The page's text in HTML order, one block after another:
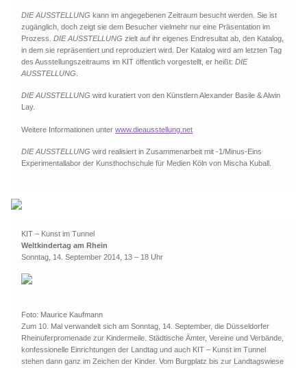
DIE AUSSTELLUNG kann im angegebenen Zeitraum besucht werden. Sie ist
zugänglich, doch zeigt sie dem Besucher vielmehr nur eine Präsentation im
Prozess.DIE AUSSTELLUNG zielt auf ihr eigenes Endresultat ab, den Katalog,
in dem sie repräsentiert und reproduziert wird. Der Katalog wird am letzten Tag
des Ausstellungszeitraums im KIT öffentlich vorgestellt, er heißt:DIE
AUSSTELLUNG
DIE AUSSTELLUNG wird kuratiert von den Künstlern Alexander Basile & Alwin
Lay.
Weitere Informationen unterwww.dieausstellung.net
DIE AUSSTELLUNG wird realisiert in Zusammenarbeit mit -1/Minus-Eins
Experimentallabor der Kunsthochschule für Medien Köln von Mischa Kuball.
KIT – Kunst im Tunnel
Weltkindertag am Rhein
Sonntag, 14. September 2014, 13 – 18 Uhr
Foto: Maurice Kaufmann
Zum 10. Mal verwandelt sich am Sonntag, 14. September, die Düsseldorfer
Rheinuferpromenade zur Kindermeile. Städtische Ämter, Vereine und Verbände,
konfessionelle Einrichtungen der Landtag und auch KIT – Kunst im Tunnel
stehen dann ganz im Zeichen der Kinder. Vom Burgplatz bis zur Landtagswiese